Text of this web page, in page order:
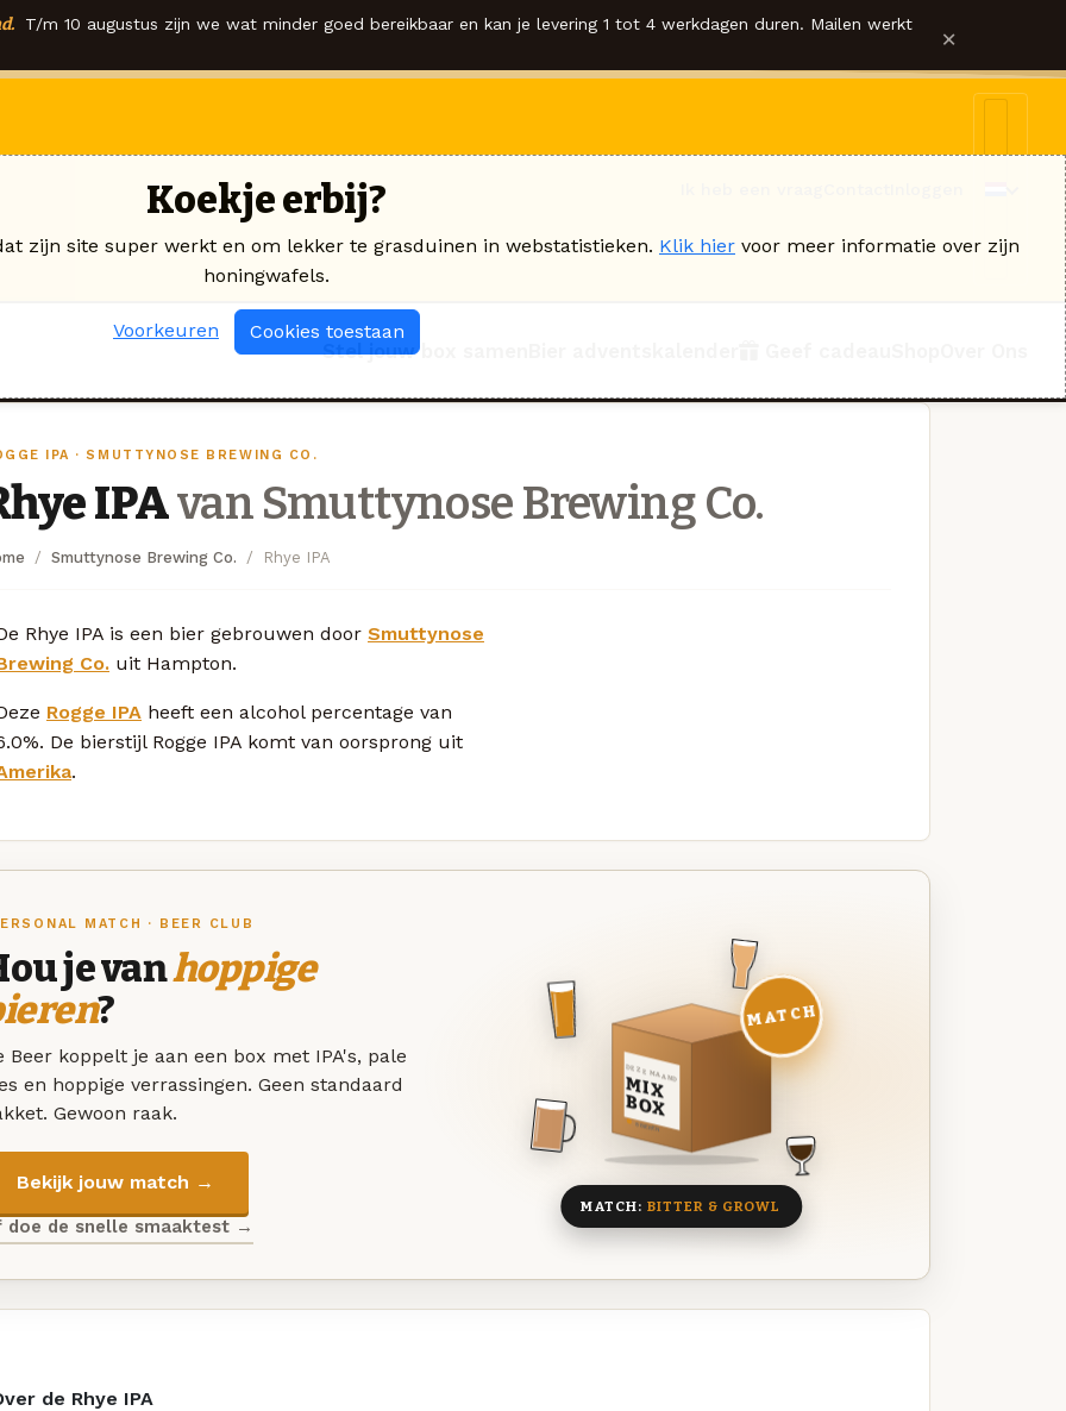
T/m 10 augustus zijn we wat minder goed bereikbaar en kan je levering 1 tot 4 werkdagen duren. Mailen werkt ×
Stel jouw box samen
IPA · SMUTTYNOSE BREWING CO.
IPAvan Smuttynose Brewing Co.
Smuttynose Brewing Co. Rhye IPA
Rhye IPA is een bier gebrouwen door Smuttynose
Co. uit Hampton.
Rogge IPA heeft een alcohol percentage van
De bierstijl Rogge IPA komt van oorsprong uit
.
MATCH · BEER CLUB
je vanhoppige
?
Beer koppelt je aan een box met IPA's, pale
en hoppige verrassingen. Geen standaard
Gewoon raak.
Bekijk jouw match →
doe de snelle smaaktest →
DEZE MAAND
MIX
BOX
8 BIEREN
MATCH
MATCH: BITTER & GROWL
de Rhye IPA
Koekje erbij?
zijn site super werkt en om lekker te grasduinen in webstatistieken. Klik hier voor meer informatie over zijn
honingwafels.
Voorkeuren Cookies toestaan